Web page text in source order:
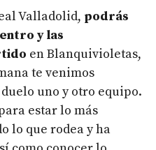
Valladolid, podrás
y las
en Blanquivioletas,
te venimos
uno y otro equipo.
estar lo más
lo que rodea y ha